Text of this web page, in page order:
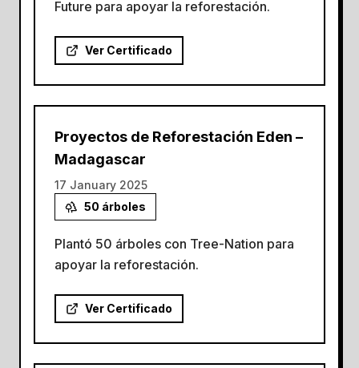
Future para apoyar la reforestación.
Ver Certificado
Proyectos de Reforestación Eden –
Madagascar
17 January 2025
50 árboles
Plantó 50 árboles con Tree-Nation para
apoyar la reforestación.
Ver Certificado